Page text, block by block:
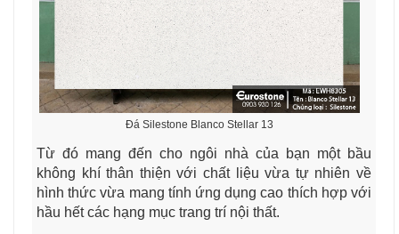
Đá Silestone Blanco Stellar 13
Từ đó mang đến cho ngôi nhà của bạn một bầu
không khí thân thiện với chất liệu vừa tự nhiên về
hình thức vừa mang tính ứng dụng cao thích hợp với
hầu hết các hạng mục trang trí nội thất.